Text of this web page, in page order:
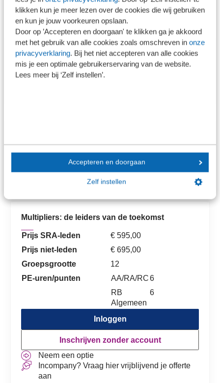
klikken kun je meer lezen over de cookies die wij gebruiken
en kun je jouw voorkeuren opslaan.
Door op ’Accepteren en doorgaan' te klikken ga je akkoord
met het gebruik van alle cookies zoals omschreven in onze
privacyverklaring. Bij het niet accepteren van alle cookies
mis je een optimale gebruikerservaring van de website.
Lees meer bij ‘Zelf instellen’.
Accepteren en doorgaan
Zelf instellen
Contact
Hidayet Bahadin
Projectmanager & Coach
hbahadin@sra.nl
mogelijkheden
incompany@sra.nl
030 656 60 60
Multipliers: de leiders van de toekomst
Prijs SRA-leden
€ 595,00
Prijs niet-leden
€ 695,00
Groepsgrootte
12
PE-uren/punten
AA/RA/RC6
RB
Algemeen
6
Inloggen
Inschrijven zonder account
Neem een optie
Incompany? Vraag hier vrijblijvend je offerte
aan